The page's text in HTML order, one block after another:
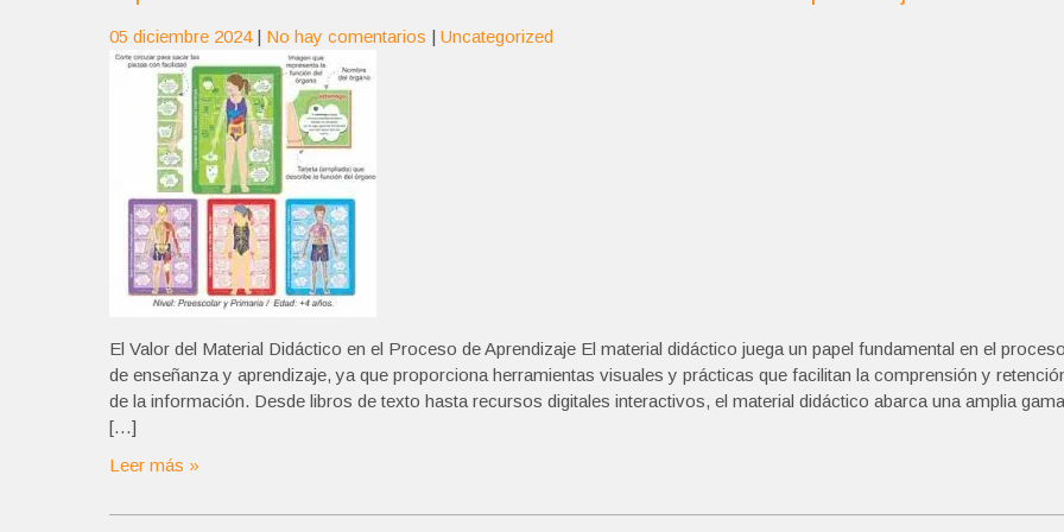
05 diciembre 2024 | No hay comentarios | Uncategorized
El Valor del Material Didáctico en el Proceso de Aprendizaje El material didáctico juega un papel fundamental en el proceso
de enseñanza y aprendizaje, ya que proporciona herramientas visuales y prácticas que facilitan la comprensión y
de la información. Desde libros de texto hasta recursos digitales interactivos, el material didáctico abarca una amplia gama
[…]
Leer más »